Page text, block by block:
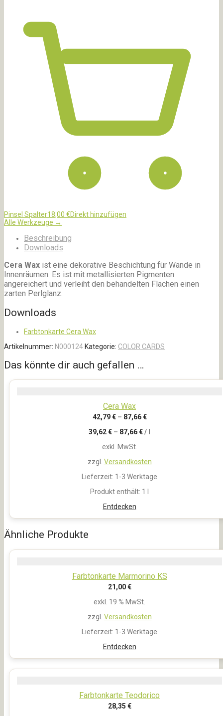
Pinsel Spalter18,00 €Direkt hinzufügen
Alle Werkzeuge →
Beschreibung
Downloads
Cera Wax ist eine dekorative Beschichtung für Wände in
Innenräumen. Es ist mit metallisierten Pigmenten
angereichert und verleiht den behandelten Flächen einen
zarten Perlglanz.
Downloads
Farbtonkarte Cera Wax
Artikelnummer: N000124Kategorie: COLOR CARDS
Das könnte dir auch gefallen …
Cera Wax
42,79€– 87,66€
39,62€ – 87,66€/
exkl. MwSt.
zzgl. Versandkosten
Lieferzeit: 1-3 Werktage
Produkt enthält: 1
Entdecken
Ähnliche Produkte
Farbtonkarte Marmorino KS
21,00€
exkl. 19 % MwSt.
zzgl. Versandkosten
Lieferzeit: 1-3 Werktage
Entdecken
Farbtonkarte Teodorico
28,35 €